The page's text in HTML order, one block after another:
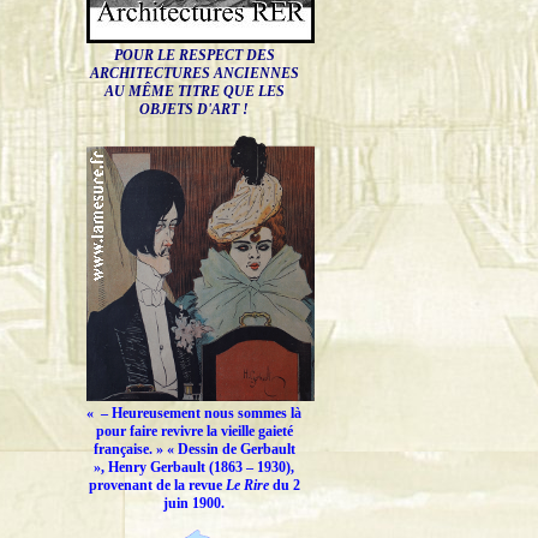
POUR LE RESPECT DES
ARCHITECTURES ANCIENNES
AU MÊME TITRE QUE LES
OBJETS D'ART !
« – Heureusement nous sommes là
pour faire revivre la vieille gaieté
française.» « Dessin de Gerbault
», Henry Gerbault (1863 – 1930),
provenant de la revue Le Riredu 2
juin 1900.